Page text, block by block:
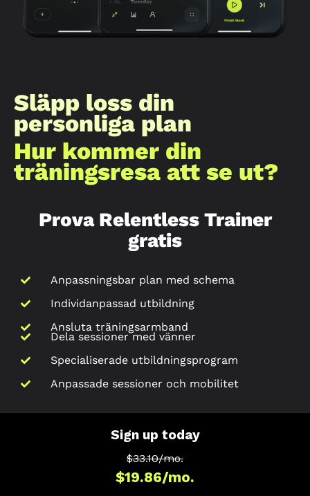
Släpp loss din
personliga plan
Hur kommer din
träningsresa att se ut?
Prova Relentless Trainer
gratis
Anpassningsbar plan med schema
Individanpassad utbildning
Ansluta träningsarmband
Dela sessioner med vänner
Specialiserade utbildningsprogram
Anpassade sessioner och mobilitet